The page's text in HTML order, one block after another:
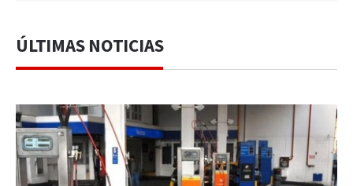
ÚLTIMAS NOTICIAS